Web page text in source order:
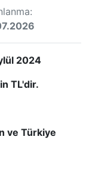
2024
TL'dir.
ve Türkiye